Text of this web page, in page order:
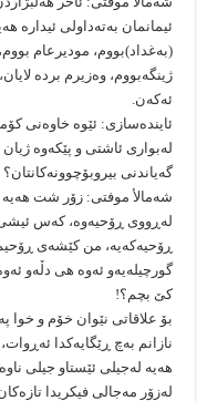
ئیمانمان به‌ته‌داولى ئیداره‌
(به‌غداد)بووم، مودیرعام
ژینگه‌بووم، وه‌زیرم برده‌
ئه‌كه‌ن.
ئاینده‌سازى: ئێوه‌ خاوه‌نى
له‌بوارى ئاشتى و پێكه‌وه‌ ژیان
گه‌یاندنى بیروبۆچوونه‌كانتان؟
شه‌مالأ موفتى: زۆر شت هه‌یه‌
له‌ڕووى ڕۆحیه‌وه‌، كه‌س
ڕۆحیه‌كه‌یه‌، من كێشه‌ى
گورچیله‌یه‌و ئه‌وه‌ هى دڵه‌و
كێ بچم؟!
بۆ علاقاتى نێوان خۆم و خوا
نازانم به‌چ ڕێگایه‌كدا
هه‌یه‌ له‌جیلى ئێستاو جیلى
له‌زۆر مه‌جالى فیكریدا